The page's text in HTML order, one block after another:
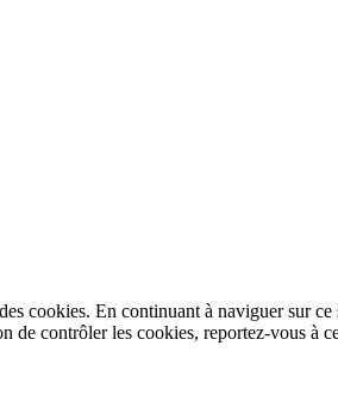
cookies. En continuant à naviguer sur
de contrôler les cookies, reportez-vous à